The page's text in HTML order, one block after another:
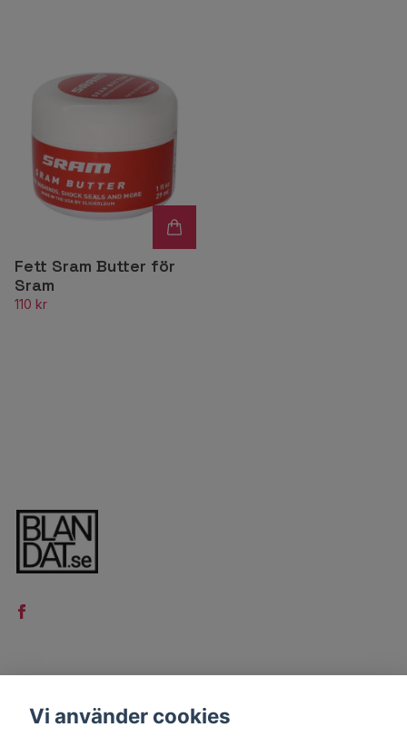
Fett Sram Butter för
Sram
110 kr
Kontakt
Vi använder cookies